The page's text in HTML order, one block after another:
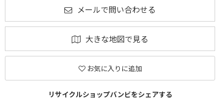
メールで問い合わせる
大きな地図で見る
お気に入りに追加
リサイクルショップバンビをシェアする